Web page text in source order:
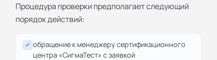
Процедура проверки предполагает следующий
порядок действий:
✓ обращение к менеджеру сертификационного
центра «СигмаТест» с заявкой